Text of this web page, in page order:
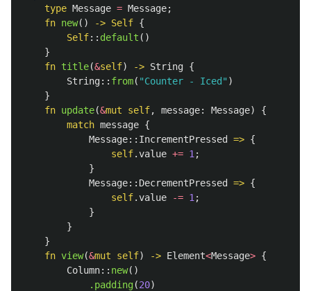
type Message = Message;
fn new() -> Self {
Self:: default ()
}
fn title(&self) -> String {
String:: from( "Counter - Iced" )
}
fn update(&mut self, message: Message)
{
match message {
Message:: IncrementPressed => {
self.value += 1 ;
}
Message:: DecrementPressed => {
self.value -= 1 ;
}
}
}
fn view(&mut self) -> Element<Message> {
Column:: new()
.padding(20)